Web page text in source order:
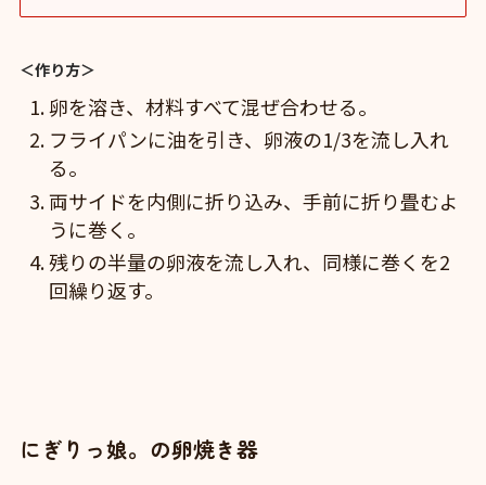
＜作り方＞
卵を溶き、材料すべて混ぜ合わせる。
フライパンに油を引き、卵液の1/3を流し入れ
る。
両サイドを内側に折り込み、手前に折り畳むよ
うに巻く。
残りの半量の卵液を流し入れ、同様に巻くを2
回繰り返す。
にぎりっ娘。の卵焼き器